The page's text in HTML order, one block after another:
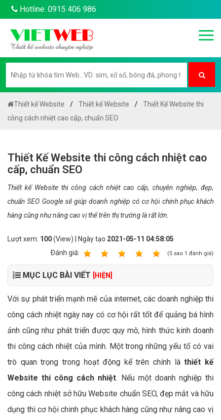
Hotline: 0915 406 986
Thiết kế Website Thiết kế Website
Thiết Kế Website thi
công cách nhiệt cao cấp, chuẩn SEO
Thiết Kế Website thi công cách nhiệt cao
cấp, chuẩn SEO
Thiết kế Website thi công cách nhiệt cao cấp, chuyên nghiệp, đẹp,
chuẩn SEO Google sẽ giúp doanh nghiệp có cơ hội chinh phục khách
hàng cũng như nâng cao vị thế trên thị trường là rất lớn.
Lượt xem: 100(View) | Ngày tạo 2021-05-11 04:58:05
Ðánh giá:
(5 sao 1 đánh giá)
MỤC LỤC BÀI VIẾT [HIỆN]
Với sự phát triển mạnh mẽ của internet, các doanh nghiệp thi
công cách nhiệt ngày nay có cơ hội rất tốt để quảng bá hình
ảnh cũng như phát triển được quy mô, hình thức kinh doanh
thi công cách nhiệt của mình. Một trong những yếu tố có vai
trò quan trọng trong hoạt động kể trên chính làthiết kế
Website thi công cách nhiệt. Nếu một doanh nghiệp thi
công cách nhiệt sở hữu Website chuẩn SEO, đẹp mắt và hữu
dụng thì cơ hội chinh phục khách hàng cũng như nâng cao vị